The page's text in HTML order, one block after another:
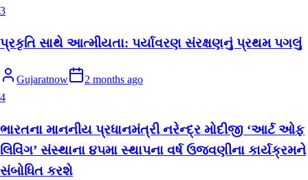
3
પ્રકૃતિ સાથે આત્મીયતા: પર્યાવરણ સંરક્ષણનું પ્રથમ પગલું
Gujaratnow
2 months ago
4
ભારતના માનનીય પ્રધાનમંત્રી નરેન્દ્ર મોદીજી ‘આર્ટ ઓફ
લિવિંગ’ સંસ્થાના ૪૫મા સ્થાપના વર્ષ ઉજવણીના કાર્યક્રમને
સંબોધિત કરશે